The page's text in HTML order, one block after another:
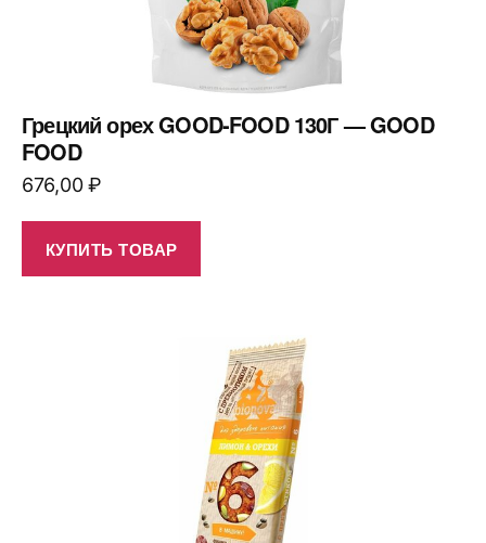
Грецкий орех GOOD-FOOD 130Г — GOOD
FOOD
676,00₽
КУПИТЬ ТОВАР